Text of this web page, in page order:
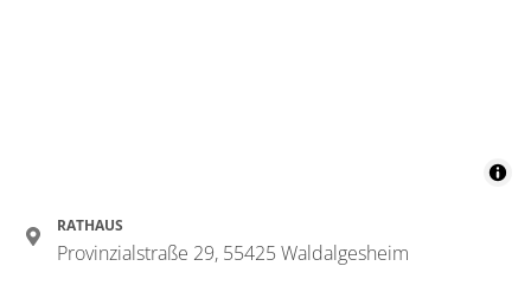
RATHAUS
Provinzialstraße 29, 55425 Waldalgesheim